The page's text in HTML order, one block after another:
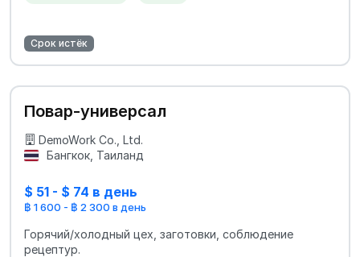
Срок истёк
Повар-универсал
DemoWork Co., Ltd.
Бангкок, Таиланд
$ 51 - $ 74 в день
฿ 1 600 - ฿ 2 300 в день
Горячий/холодный цех, заготовки, соблюдение
рецептур.